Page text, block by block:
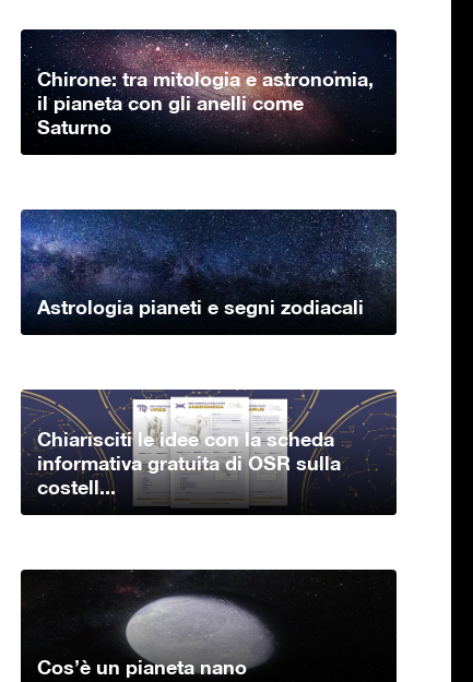
Chirone: tra mitologia e astronomia,
il pianeta con gli anelli come
Saturno
Astrologia pianeti e segni zodiacali
Chiarisciti le idee con la scheda
informativa gratuita di OSR sulla
costell...
Cos’è un pianeta nano